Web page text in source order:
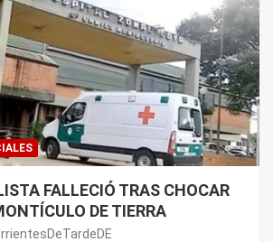
FALLECIÓ TRAS CHOCAR
DE TIERRA